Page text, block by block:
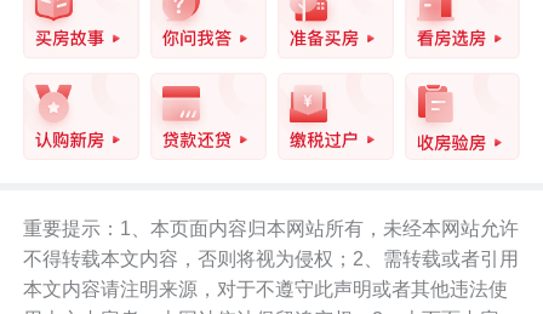
重要提示：1、本页面内容归本网站所有，未经本网站允许
不得转载本文内容，否则将视为侵权；2、需转载或者引用
本文内容请注明来源，对于不遵守此声明或者其他违法使